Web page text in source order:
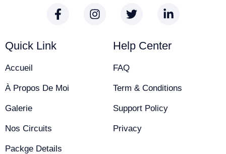
Quick Link
Accueil
À Propos De Moi
Galerie
Nos Circuits
Packge Details
Help Center
FAQ
Term & Conditions
Support Policy
Privacy